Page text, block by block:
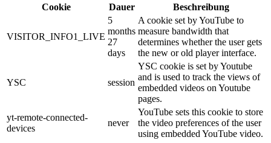
Cookie
Dauer Beschreibung
VISITOR_INFO1_LIVE
5
months
27
days
A cookie set by YouTube to
measure bandwidth that
determines whether the user gets
the new or old player interface.
YSC session
YSC cookie is set by Youtube
and is used to track the views of
embedded videos on Youtube
pages.
yt-remote-connected-
devices
never
YouTube sets this cookie to store
the video preferences of the user
using embedded YouTube video.